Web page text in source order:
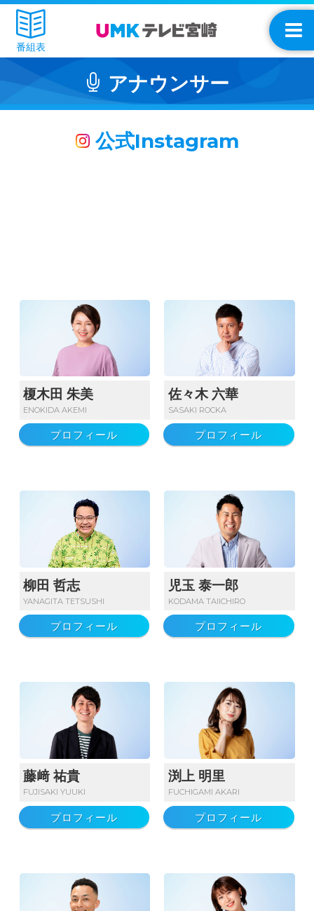
番組表
アナウンサー
公式Instagram
榎木田 朱美
ENOKIDA AKEMI
プロフィール
佐々木 六華
SASAKI ROCKA
プロフィール
柳田 哲志
YANAGITA TETSUSHI
プロフィール
児玉 泰一郎
KODAMA TAIICHIRO
プロフィール
藤﨑 祐貴
FUJISAKI YUUKI
プロフィール
渕上 明里
FUCHIGAMI AKARI
プロフィール